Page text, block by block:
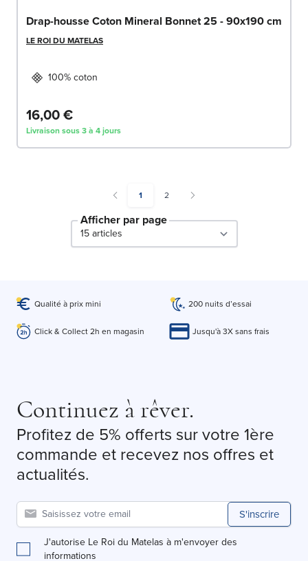
Drap-housse Coton Mineral Bonnet 25 - 90x190 cm
LE ROI DU MATELAS
100% coton
16,00 €
Livraison sous 3 à 4 jours
You're currently reading page
1 Page
2
Afficher par page
Qualité à prix mini 200 nuits d’essai
Click & Collect 2h en magasin Jusqu'à 3X sans frais
Continuez à rêver.
Profitez de 5% offerts sur votre 1ère
commande et recevez nos offres et
actualités.
S'inscrire
J'autorise Le Roi du Matelas à m'envoyer des
informations